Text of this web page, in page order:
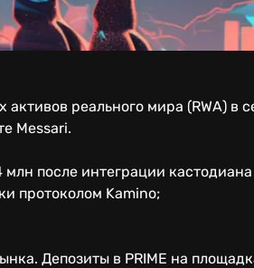
реального мира (RWA) в
Messari.
после интеграции
протоколом Kamino;
Депозиты в PRIME на